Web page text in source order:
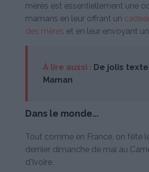
mères est essentiellement une
mamans en leur offrant un
des mères et en leur envoyant
À lire aussi : De jolis
Maman
Dans le monde...
Tout comme en France, on fête
dernier dimanche de mai au
d'Ivoire.